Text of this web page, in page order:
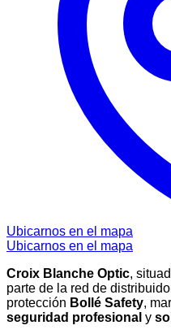
Ubicarnos en el mapa
Ubicarnos en el mapa
Croix Blanche Optic,
parte de la red de
protección Bollé Safety,
seguridad profesional y